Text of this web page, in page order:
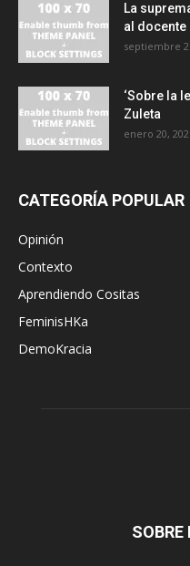
La
al docente
septiembre
‘Sobre la
Zuleta
enero 20,
CATEGORÍA POPULAR
Opinión
Contexto
Aprendiendo Cositas
FeminisHKa
DemoKracia
SOBRE